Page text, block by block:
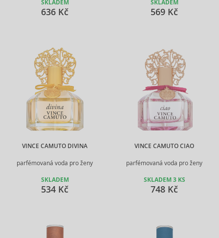
SKLADEM
636 Kč
SKLADEM
569 Kč
VINCE CAMUTO DIVINA
parfémovaná voda pro ženy
SKLADEM
534 Kč
VINCE CAMUTO CIAO
parfémovaná voda pro ženy
SKLADEM 3 KS
748 Kč